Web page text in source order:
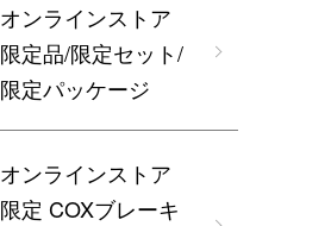
オンラインストア
限定品/限定セット/
限定パッケージ
オンラインストア
限定 COXブレーキ